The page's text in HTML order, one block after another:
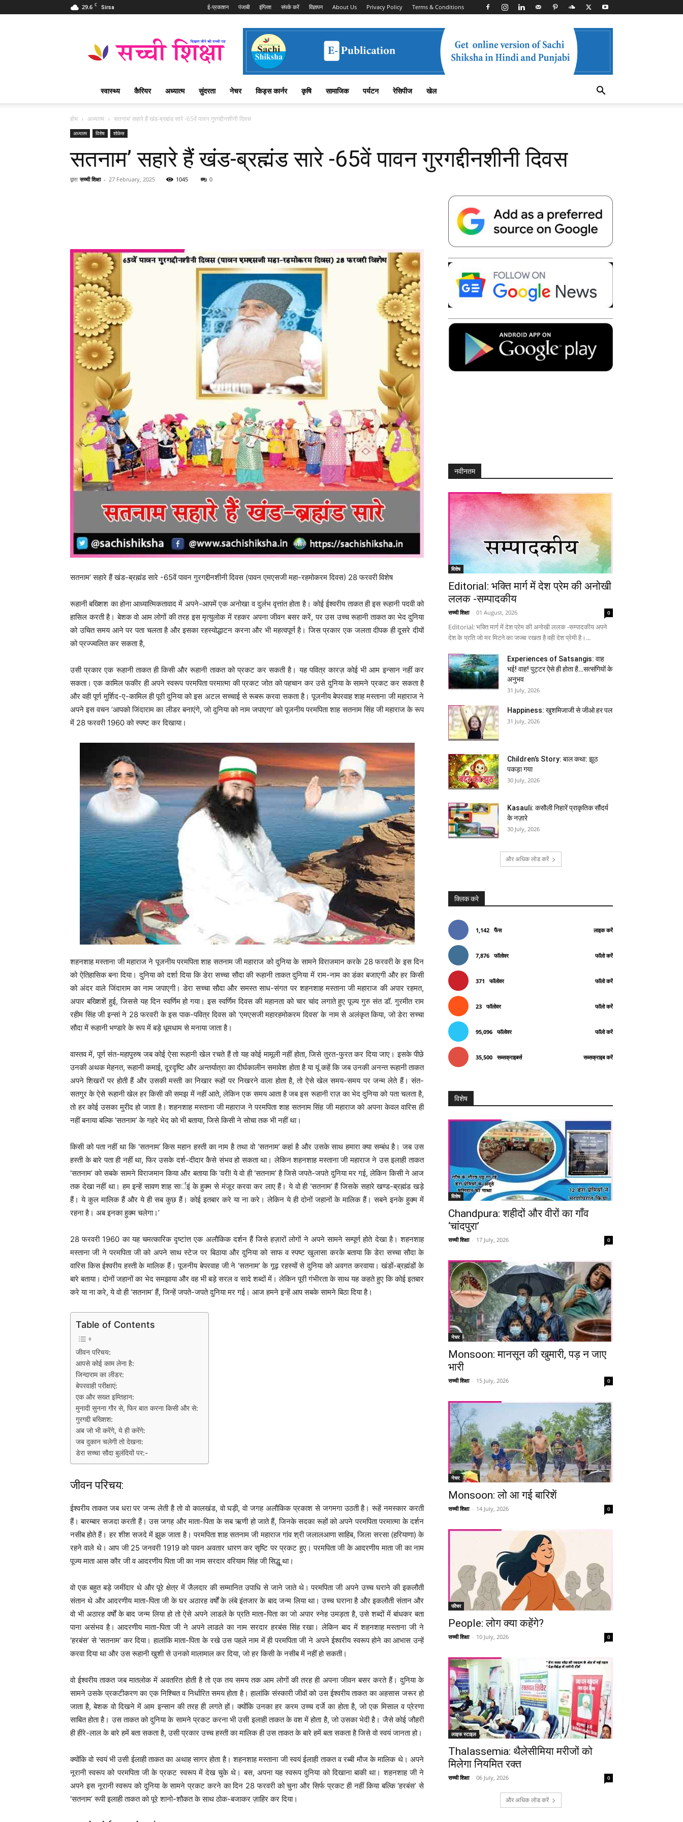
29.6 C Sirsa ई-प्रकाशन पंजाबी इंग्लिश संपर्क करें विज्ञापन About Us Privacy Policy Terms & Conditions
Shiksha
शिक्षा
पत्रिका
स्वास्थ्य कैरियर अध्यात्म सुंदरता नेचर किड्स कार्नर कृषि सामाजिक पर्यटन रेसिपीज खेल
होम अध्यात्म सतनाम’ सहारे हैं खंड-ब्रह्मंड सारे -65वें पावन गुरगद्दीनशीनी दिवस
अध्यात्म विशेष शोकेस
सतनाम’ सहारे हैं खंड-ब्रह्मंड सारे -65वें पावन गुरगद्दीनशीनी दिवस
द्वारा सच्ची शिक्षा - 27 February, 2025 1045 0
Telegram Copy URL
सतनाम’ सहारे हैं खंड-ब्रह्मंड सारे -65वें पावन गुरगद्दीनशीनी दिवस (पावन एमएसजी महा-रहमोकरम दिवस) 28 फरवरी विशेष
रूहानी बख्शिश का होना आध्यात्मिकतावाद में अपने-आपमें एक अनोखा व दुर्लभ वृत्तांत होता है। कोई ईश्वरीय ताकत ही इस रूहानी पदवी को
हासिल करती है। बेशक वो आम लोगों की तरह इस मृत्युलोक में रहकर अपना जीवन बसर करें, पर उस उच्च रूहानी ताकत का भेद दुनिया
को उचित समय आने पर पता चलता है और इसका रहस्योद्धाटन करना और भी महत्वपूर्ण है। जिस प्रकार एक जलता दीपक ही दूसरे दीयों
को प्रज्ज्वलित कर सकता है,
उसी प्रकार एक रूहानी ताकत ही किसी और रूहानी ताकत को प्रकट कर सकती है। यह पवित्र कारज़ कोई भी आम इन्सान नहीं कर
सकता। एक कामिल फकीर ही अपने स्वरूप परमपिता परमात्मा की प्रकट जोत को पहचान कर उसे दुनिया के सामने प्रकट कर सकता है
और वही पूर्ण मुर्शिद-ए-कामिल ही पूरी दुनिया को इस अटल सच्चाई से रूबरू करवा सकता है। पूजनीय बेपरवाह शाह मस्ताना जी महाराज ने
अपने इस वचन ‘आपको जिंदाराम का लीडर बनाएंगे, जो दुनिया को नाम जपाएगा’ को पूजनीय परमपिता शाह सतनाम सिंह जी महाराज के रूप
में 28 फरवरी 1960 को स्पष्ट कर दिखाया।
शहनशाह मस्ताना जी महाराज ने पूजनीय परमपिता शाह सतनाम जी महाराज को दुनिया के सामने विराजमान करके 28 फरवरी के इस दिन
को ऐतिहासिक बना दिया। दुनिया को दर्शा दिया कि डेरा सच्चा सौदा की रूहानी ताकत दुनिया में राम-नाम का डंका बजाएगी और हर किसी
को अंदर वाले जिंदाराम का नाम जपाएगी। डेरा सच्चा सौदा और समस्त साध-संगत पर शहनशाह मस्ताना जी महाराज की अपार रहमत,
अपार बख्शिशें हुई, जिससे यह दिन स्वर्णिम हो गया। इस स्वर्णिम दिवस की महानता को चार चांद लगाते हुए पूज्य गुरु संत डॉ. गुरमीत राम
रहीम सिंह जी इन्सां ने 28 फरवरी के इस पाक-पवित्र दिवस को ‘एमएसजी महारहमोकरम दिवस’ के नाम से अलंकृत किया, जो डेरा सच्चा
सौदा में रूहानी भण्डारे के रूप में बड़े धूमधाम से मनाया जाता है।
वास्तव में, पूर्ण संत-महापुरुष जब कोई ऐसा रूहानी खेल रचते हैं तो यह कोई मामूली नहीं होता, जिसे तुरत-फुरत कर दिया जाए। इसके पीछे
उनकी अथक मेहनत, रूहानी कमाई, दूरदृष्टि और अन्तर्यात्रा का दीर्घकालीन समावेश होता है या यूं कहें कि जब उनकी अनन्त रूहानी ताकत
अपने शिखरों पर होती हैं और उसकी मस्ती का निखार रूहों पर निखरने वाला होता है, तो ऐसे खेल समय-समय पर जन्म लेते हैं। संत-
सतगुर के ऐसे रूहानी खेल हर किसी की समझ में नहीं आते, लेकिन एक समय आता है जब इस रूहानी राज़ का भेद दुनिया को पता चलता है,
तो हर कोई उसका मुरीद हो जाता है। शहनशाह मस्ताना जी महाराज ने परमपिता शाह सतनाम सिंह जी महाराज को अपना केवल वारिस ही
नहीं बनाया बल्कि ‘सतनाम’ के गहरे भेद को भी बताया, जिसे किसी ने सोचा तक भी नहीं था।
किसी को पता नहीं था कि ‘सतनाम’ किस महान हस्ती का नाम है तथा वो ‘सतनाम’ कहां है और उसके साथ हमारा क्या सम्बंध है। जब उस
हस्ती के बारे पता ही नहीं था, फिर उसके दर्श-दीदार कैसे संभव हो सकता था। लेकिन शहनशाह मस्ताना जी महाराज ने उस इलाही ताकत
‘सतनाम’ को सबके सामने विराजमान किया और बताया कि ‘वरी! ये वो ही ‘सतनाम’ है जिसे जपते-जपते दुनिया मर गई, लेकिन किसी ने आज
तक देखा नहीं था। हम इन्हें सावण शाह सार्इं के हुक्म से मंजूर करवा कर लाए हैं। ये वो ही ‘सतनाम’ हैं जिसके सहारे खण्ड-ब्रह्मंड खड़े
हैं। ये कुल मालिक हैं और ये ही सब कुछ हैं। कोई इतबार करे या ना करे। लेकिन ये ही दोनों जहानों के मालिक हैं। सबने इनके हुक्म में
रहना है। अब इनका हुक्म चलेगा।’
28 फरवरी 1960 का यह चमत्कारिक दृष्टांत्त एक अलौकिक दर्शन हैं जिसे हज़ारों लोगों ने अपने सामने सम्पूर्ण होते देखा है। शहनशाह
मस्ताना जी ने परमपिता जी को अपने साथ स्टेज पर बिठाया और दुनिया को साफ व स्पष्ट खुलासा करके बताया कि डेरा सच्चा सौदा के
वारिस किस ईश्वरीय हस्ती के मालिक हैं। पूजनीय बेपरवाह जी ने ‘सतनाम’ के गूढ़ रहस्यों से दुनिया को अवगत करवाया। खंडों-ब्रह्मंडों के
बारे बताया। दोनों जहानों का भेद समझाया और वह भी बड़े सरल व सादे शब्दों में। लेकिन पूरी गंभीरता के साथ यह कहते हुए कि कोई इतबार
करे या ना करे, ये वो ही ‘सतनाम’ हैं, जिन्हें जपते-जपते दुनिया मर गई। आज हमने इन्हें आप सबके सामने बिठा दिया है।
Table of Contents
जीवन परिचय:
आपसे कोई काम लेना है:
जिन्दाराम का लीडर:
बेपरवाही परीक्षाएं:
एक और सख्त इम्तिहान:
मुनादी सुनना गौर से, फिर बात करना किसी और से:
गुरगद्दी बख्शिश:
अब जो भी करेंगे, ये ही करेंगे:
जब दुकान चलेगी तो देखना:
डेरा सच्चा सौदा बुलंदियों पर:-
जीवन परिचय:
ईश्वरीय ताकत जब धरा पर जन्म लेती है तो वो कालखंड, वो घड़ी, वो जगह अलौकिक प्रकाश से जगमगा उठती है। रूहें नमस्कार करती
हैं। बारम्बार सजदा करती हैं। उस जगह और माता-पिता के सब ऋणी हो जाते हैं, जिनके सदका रूहों को अपने परमपिता परमात्मा के दर्शन
नसीब होते हैं। हर शीश सजदे में झुक जाता है। परमपिता शाह सतनाम जी महाराज गांव श्री जलालआणा साहिब, जिला सरसा (हरियाणा) के
रहने वाले थे। आप जी 25 जनवरी 1919 को पावन अवतार धारण कर सृष्टि पर प्रकट हुए। परमपिता जी के आदरणीय माता जी का नाम
पूज्य माता आस कौर जी व आदरणीय पिता जी का नाम सरदार वरियाम सिंह जी सिद्धू था।
वो एक बहुत बड़े जमींदार थे और पूरे क्षेत्र में जैलदार की सम्मानित उपाधि से जाने जाते थे। परमपिता जी अपने उच्च घराने की इकलौती
संतान थे और आदरणीय माता-पिता जी के घर अठारह वर्षों के लंबे इंतजार के बाद जन्म लिया था। उच्च घराना है और इकलौती संतान और
वो भी अठारह वर्षों के बाद जन्म लिया हो तो ऐसे अपने लाडले के प्रति माता-पिता का जो अपार स्नेह उमड़ता है, उसे शब्दों में बांधकर बता
पाना असंभव है। आदरणीय माता-पिता जी ने अपने लाडले का नाम सरदार हरबंस सिंह रखा। लेकिन बाद में शहनशाह मस्ताना जी ने
‘हरबंस’ से ‘सतनाम’ कर दिया। हालांकि माता-पिता के रखे उस पहले नाम में ही परमपिता जी ने अपने ईश्वरीय स्वरूप होने का आभास उन्हें
करवा दिया था और उस रूहानी खुशी से उनको मालामाल कर दिया, जो हर किसी के नसीब में नहीं हो सकती।
वो ईश्वरीय ताकत जब मातलोक में अवतरित होती है तो एक तय समय तक आम लोगों की तरह ही अपना जीवन बसर करते हैं। दुनिया के
सामने उसके प्रकटीकरण का एक निश्चित व निर्धारित समय होता है। हालांकि संस्कारी जीवों को उस ईश्वरीय ताकत का अहसास जरूर हो
जाता है, बेशक वो दिखने में आम इन्सान की तरह ही लगते हों। क्योंकि उनका हर करम उच्च दर्जे का होता है, जो एक मिसाल व प्रेरणा
साबित होता है। उस ताकत को दुनिया के सामने प्रकट करना भी उसी इलाही ताकत के वश में होता है, जो उसका भेदी है। जैसे कोई जौहरी
ही हीरे-लाल के बारे हमें बता सकता है, उसी प्रकार उच्च हस्ती का मालिक ही उस ताकत के बारे हमें बता सकता है जिसे वो स्वयं जानता हो।
क्योंकि वो स्वयं भी उसी ईलाही ताकत का अथाह सागर होता है। शहनशाह मस्ताना जी स्वयं ईलाही ताकत व रब्बी मौज के मालिक थे। अपने
नूरानी स्वरूप को परमपिता जी के प्रकट स्वरूप में देख चुके थे। बस, अपना यह स्वरूप दुनिया को दिखाना बाकी था। शहनशाह जी ने
अपने इस नूरानी स्वरूप को दुनिया के सामने प्रकट करने का दिन 28 फरवरी को चुना और सिर्फ प्रकट ही नहीं किया बल्कि ‘हरबंस’ से
‘सतनाम’ रूपी इलाही ताकत को पूरे शानो-शौकत के साथ ठोक-बजाकर ज़ाहिर कर दिया।
नवीनतम
विशेष
Editorial: भक्ति मार्ग में देश प्रेम की अनोखी
ललक -सम्पादकीय
सच्ची शिक्षा - 01 August, 2026 0
Editorial: भक्ति मार्ग में देश प्रेम की अनोखी ललक -सम्पादकीय अपने
देश के प्रति जो मर मिटने का जज्बा रखता है वही देश प्रेमी है।...
Experiences of Satsangis: वाह
भई! वाह! पुट्टर ऐसे ही होता है…सत्संगियों के
अनुभव
31 July, 2026
Happiness: खुशमिजाजी से जीओ हर पल
31 July, 2026
Children’s Story: बाल कथा: झूठ
पकड़ा गया
30 July, 2026
Kasauli: कसौली निहारें प्राकृतिक सौंदर्य
के नज़ारे
30 July, 2026
और अधिक लोड करें
क्लिक करे
1,142 फैंस लाइक करें
7,876 फॉलोवर फॉलो करें
371 फॉलोवर फॉलो करें
23 फॉलोवर फॉलो करें
95,096 फॉलोवर फॉलो करें
35,500 सब्सक्राइबर्स सब्सक्राइब करें
विशेष
विशेष
Chandpura: शहीदों और वीरों का गाँव
‘चांदपुरा’
सच्ची शिक्षा - 17 July, 2026 0
नेचर
Monsoon: मानसून की खुमारी, पड़ न जाए
भारी
सच्ची शिक्षा - 15 July, 2026 0
नेचर
Monsoon: लो आ गई बारिशें
सच्ची शिक्षा - 14 July, 2026 0
फीचर
People: लोग क्या कहेंगे?
सच्ची शिक्षा - 10 July, 2026 0
लाइफ स्टाइल
Thalassemia: थैलेसीमिया मरीजों को
मिलेगा नियमित रक्त
सच्ची शिक्षा - 06 July, 2026 0
और अधिक लोड करें